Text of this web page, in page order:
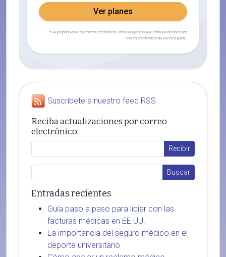
Ver planes
† Al proporcionar su correo electrónico, usted acepta recibir comunicaciones por
correo electrónico de nuestra parte.
Suscríbete a nuestro feed RSS
Reciba actualizaciones por correo
electrónico:
Entradas recientes
Guía paso a paso para lidiar con las
facturas médicas en EE.UU.
La importancia del seguro médico en el
deporte universitario